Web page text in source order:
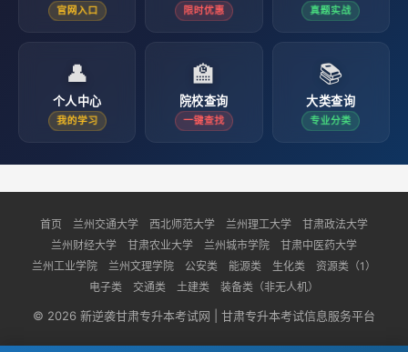
官网入口 限时优惠 真题实战
👤
个人中心
我的学习
🏫
院校查询
一键查找
📚
大类查询
专业分类
首页 兰州交通大学 西北师范大学 兰州理工大学
甘肃政法大学
兰州财经大学
甘肃农业大学 兰州城市学院
甘肃中医药大学
兰州工业学院
兰州文理学院 公安类 能源类 生化类
资源类（1）
电子类
交通类 土建类 装备类（非无人机）
© 2026 新逆袭甘肃专升本考试网 | 甘肃专升本考试信息服务平台